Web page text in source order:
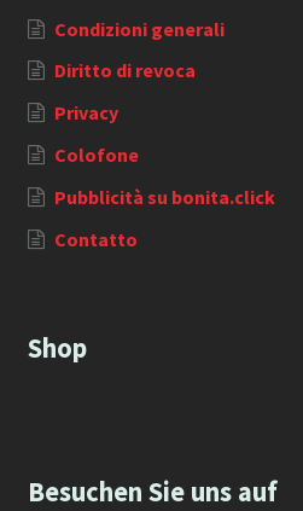
Condizioni generali
Diritto di revoca
Privacy
Colofone
Pubblicità su bonita.click
Contatto
Shop
Besuchen Sie uns auf